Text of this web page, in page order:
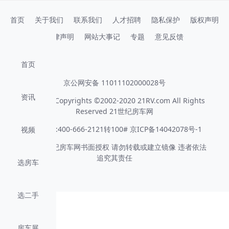
首页
资讯
视频
选房车
选二手
首页 关于我们 联系我们 人才招聘 隐私保护
版权声明
法律声明
网站大事记 专题 意见反馈
京公网安备 11011102000028号
版权所有 Copyrights ©2002-2020 21RV.com All Rights
Reserved 21世纪房车网
客服电话:400-666-2121转100# 京ICP备14042078号-1
未经21世纪房车网书面授权 请勿转载或建立镜像 违者依法
追究其责任